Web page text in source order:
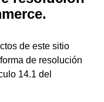
de este sitio
de resolución
14.1 del